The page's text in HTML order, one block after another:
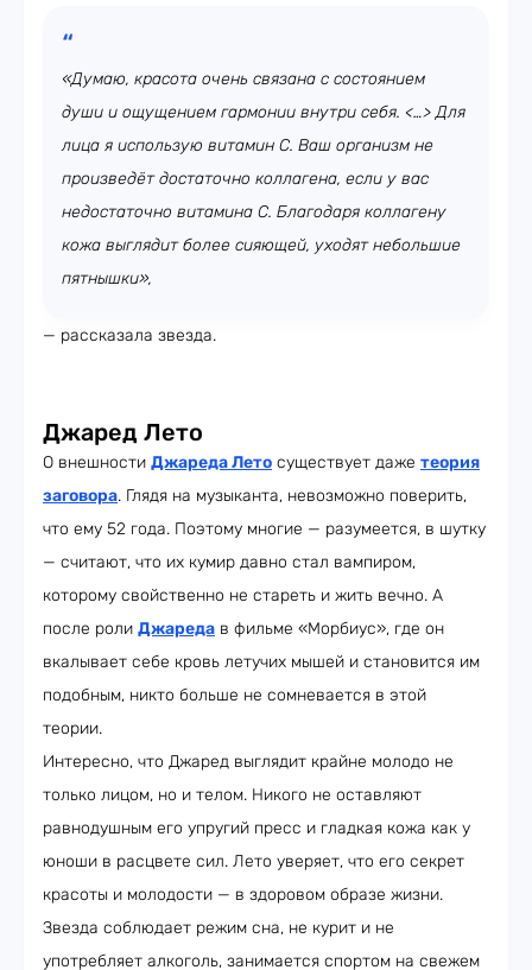
«Думаю, красота очень связана с состоянием
души и ощущением гармонии внутри себя. <…> Для
лица я использую витамин С. Ваш организм не
произведёт достаточно коллагена, если у вас
недостаточно витамина С. Благодаря коллагену
кожа выглядит более сияющей, уходят небольшие
пятнышки»,
— рассказала звезда.
Джаред Лето
О внешности Джареда Лето существует даже теория
заговора. Глядя на музыканта, невозможно поверить,
что ему 52 года. Поэтому многие — разумеется, в шутку
— считают, что их кумир давно стал вампиром,
которому свойственно не стареть и жить вечно. А
после роли Джареда в фильме «Морбиус», где он
вкалывает себе кровь летучих мышей и становится им
подобным, никто больше не сомневается в этой
теории.
Интересно, что Джаред выглядит крайне молодо не
только лицом, но и телом. Никого не оставляют
равнодушным его упругий пресс и гладкая кожа как у
юноши в расцвете сил. Лето уверяет, что его секрет
красоты и молодости — в здоровом образе жизни.
Звезда соблюдает режим сна, не курит и не
употребляет алкоголь, занимается спортом на свежем